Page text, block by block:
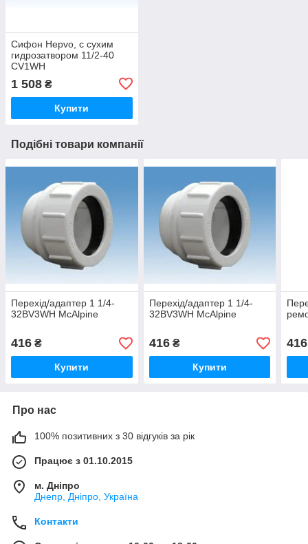
Сифон Hepvo, с сухим
гидрозатвором 11/2-40
CV1WH
1 508 ₴
Купити
Подібні товари компанії
Перехід/адаптер 1 1/4-
32BV3WH McAlpine
416 ₴
Купити
Перехід/адаптер 1 1/4-
32BV3WH McAlpine
416₴
Купити
416
Про нас
100% позитивних з 30 відгуків за рік
Працює з 01.10.2015
м. Дніпро
Днепр, Дніпро, Україна
Контакти